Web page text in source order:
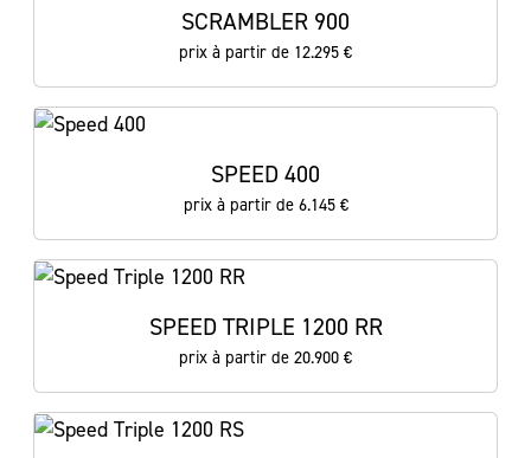
SCRAMBLER 900
prix à partir de 12.295 €
SPEED 400
prix à partir de 6.145 €
SPEED TRIPLE 1200 RR
prix à partir de 20.900 €